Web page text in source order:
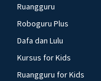
Ruangguru
Roboguru Plus
Dafa dan Lulu
Kursus for Kids
Ruangguru for Kids